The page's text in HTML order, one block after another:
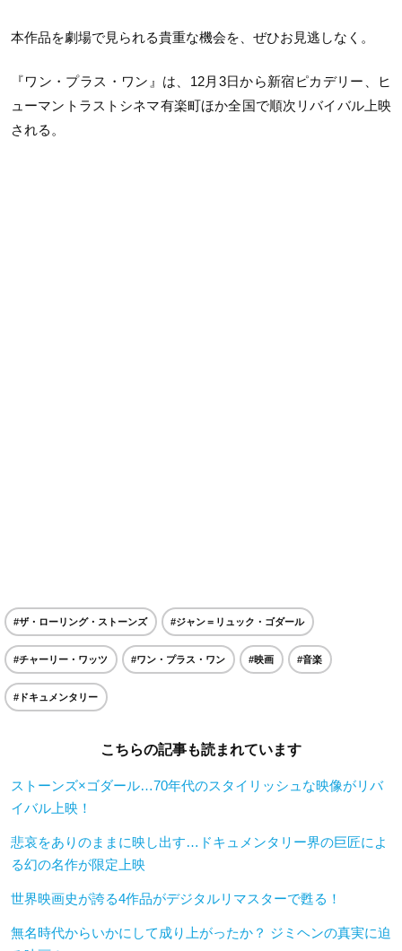
本作品を劇場で見られる貴重な機会を、ぜひお見逃しなく。
『ワン・プラス・ワン』は、 12月 3日から新宿ピカデリー、ヒ
ューマントラストシネマ有楽町ほか全国で順次リバイバル上映
される。
#ザ・ローリング・ストーンズ #ジャン＝リュック・ゴダール
#チャーリー・ワッツ #ワン・プラス・ワン #映画 #音楽
#ドキュメンタリー
こちらの記事も読まれています
ストーンズ×ゴダール…70年代のスタイリッシュな映像がリバ
イバル上映！
悲哀をありのままに映し出す…ドキュメンタリー界の巨匠によ
る幻の名作が限定上映
世界映画史が誇る4作品がデジタルリマスターで甦る！
無名時代からいかにして成り上がったか？ ジミヘンの真実に迫